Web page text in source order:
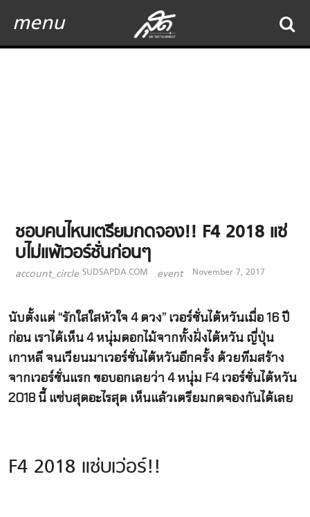
menu
ชอบคนไหนเตรียมกดจอง!! F4 2018 แซ่
บไม่แพ้เวอร์ชั่นก่อนๆ
account_circle SUDSAPDA.COM event November 7, 2017
นับตั้งแต่ “รักใสใสหัวใจ 4 ดวง” เวอร์ชั่นไต้หวันเมื่อ 16 ปี
ก่อน เราได้เห็น 4 หนุ่มดอกไม้จากทั้งฝั่งไต้หวัน ญี่ปุ่น
เกาหลี จนเวียนมาเวอร์ชั่นไต้หวันอีกครั้ง ด้วยทีมสร้าง
จากเวอร์ชั่นแรก ขอบอกเลยว่า 4 หนุ่ม F4 เวอร์ชั่นไต้หวัน
2018 นี้ แซ่บสุดอะไรสุด เห็นแล้วเตรียมกดจองกันได้เลย
F4 2018 แซ่บเว่อร์!!